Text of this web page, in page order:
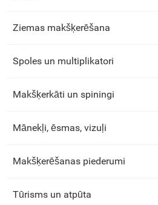
Ziemas makšķerēšana
Spoles un multiplikatori
Makšķerkāti un spiningi
Mānekļi, ēsmas, vizuļi
Makšķerēšanas piederumi
Tūrisms un atpūta